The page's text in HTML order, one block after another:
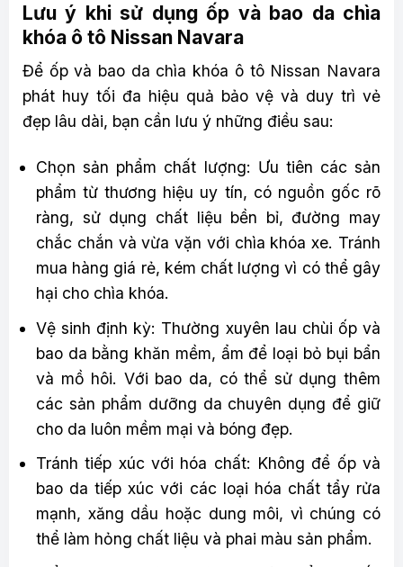
Lưu ý khi sử dụng ốp và bao da chìa
khóa ô tô Nissan Navara
Để ốp và bao da chìa khóa ô tô Nissan Navara
phát huy tối đa hiệu quả bảo vệ và duy trì vẻ
đẹp lâu dài, bạn cần lưu ý những điều sau:
Chọn sản phẩm chất lượng: Ưu tiên các sản
phẩm từ thương hiệu uy tín, có nguồn gốc rõ
ràng, sử dụng chất liệu bền bỉ, đường may
chắc chắn và vừa vặn với chìa khóa xe. Tránh
mua hàng giá rẻ, kém chất lượng vì có thể gây
hại cho chìa khóa.
Vệ sinh định kỳ: Thường xuyên lau chùi ốp và
bao da bằng khăn mềm, ẩm để loại bỏ bụi bẩn
và mồ hôi. Với bao da, có thể sử dụng thêm
các sản phẩm dưỡng da chuyên dụng để giữ
cho da luôn mềm mại và bóng đẹp.
Tránh tiếp xúc với hóa chất: Không để ốp và
bao da tiếp xúc với các loại hóa chất tẩy rửa
mạnh, xăng dầu hoặc dung môi, vì chúng có
thể làm hỏng chất liệu và phai màu sản phẩm.